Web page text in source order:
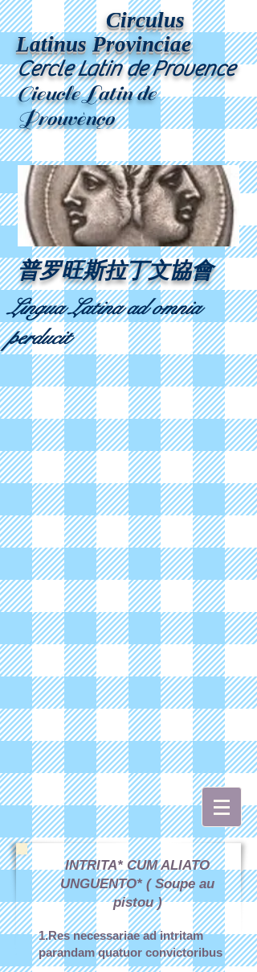
Circulus
Latinus Provinciae
Cercle Latin de Provence
Cieucle Latin de
Prouvènço
Lingua Latina ad omnia
perducit
普罗旺斯拉丁文協會
INTRITA* CUM ALIATO
UNGUENTO* ( Soupe au
pistou )
1.Res necessariae ad intritam
parandam quatuor convictoribus